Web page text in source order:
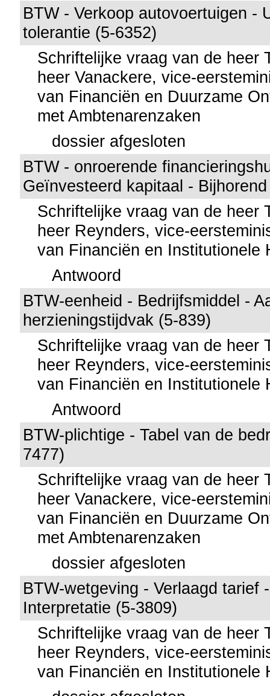
BTW - Verkoop autovoertuigen -
tolerantie (5-6352)
Schriftelijke vraag van de heer
heer Vanackere, vice-
van Financiën en Duurzame
met Ambtenarenzaken
dossier afgesloten
BTW - onroerende
Geïnvesteerd kapitaal -
Schriftelijke vraag van de heer
heer Reynders, vice-
van Financiën en Institutionele
Antwoord
BTW-eenheid - Bedrijfsmiddel -
herzieningstijdvak (5-839)
Schriftelijke vraag van de heer
heer Reynders, vice-
van Financiën en Institutionele
Antwoord
BTW-plichtige - Tabel van de
7477)
Schriftelijke vraag van de heer
heer Vanackere, vice-
van Financiën en Duurzame
met Ambtenarenzaken
dossier afgesloten
BTW-wetgeving - Verlaagd tarief
Interpretatie (5-3809)
Schriftelijke vraag van de heer
heer Reynders, vice-
van Financiën en Institutionele